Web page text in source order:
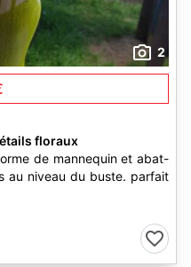
2
floraux
de mannequin et abat-
au niveau du buste. parfait